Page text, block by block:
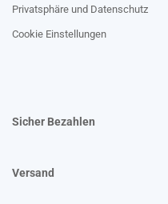
Privatsphäre und Datenschutz
Cookie Einstellungen
Sicher Bezahlen
Versand